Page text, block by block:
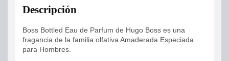
Descripción
Boss Bottled Eau de Parfum de Hugo Boss es una
fragancia de la familia olfativa Amaderada Especiada
para Hombres.